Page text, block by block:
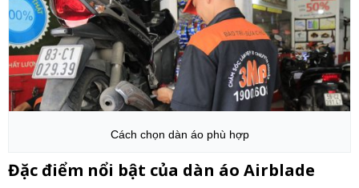
Cách chọn dàn áo phù hợp
Đặc điểm nổi bật của dàn áo Airblade